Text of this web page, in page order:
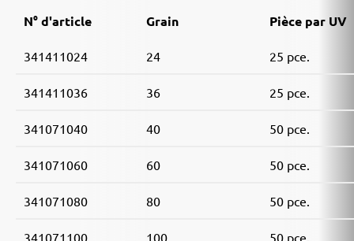
TurboTec
Wegoma: RT 188N, RTE 146L, RTE 46L, RX 91C
Hitachi:
Protool:ESP 150 E
TP522AS/CE
Atlas Copco:
G2438-10Velcro6 Pro, G2438-6.10C
N° d'article Grain Pièce par UV
341411024 24 25 pce.
341411036 36 25 pce.
341071040 40 50 pce.
341071060 60 50 pce.
341071080 80 50 pce.
341071100 100 50 pce.